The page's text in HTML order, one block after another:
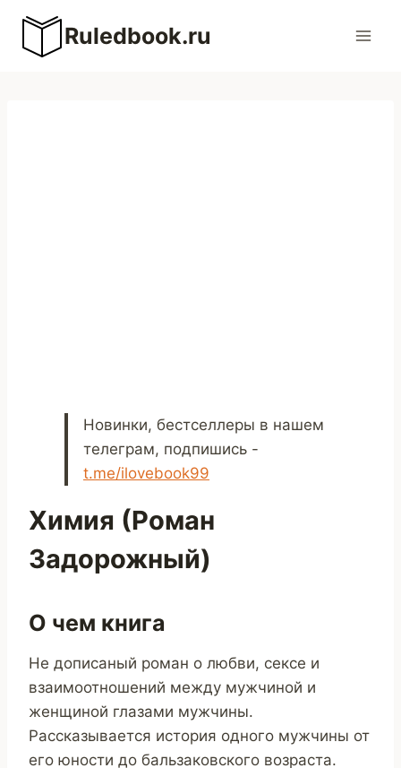
Перейти
содержимому
Ruledbook.ru
Новинки, бестселлеры в нашем
телеграм, подпишись -
t.me/ilovebook99
Химия (Роман
Задорожный)
О чем книга
Не дописаный роман о любви, сексе и
взаимоотношений между мужчиной и
женщиной глазами мужчины.
Рассказывается история одного мужчины от
его юности до бальзаковского возраста.